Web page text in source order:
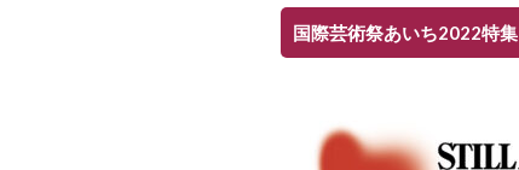
国際芸術祭あいち2022特集